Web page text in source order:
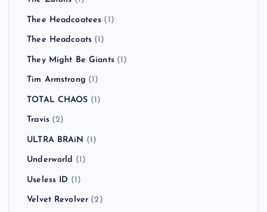
Thee Headcoatees (1)
Thee Headcoats (1)
They Might Be Giants(1)
Tim Armstrong (1)
TOTAL CHAOS (1)
Travis(2)
ULTRA BRAiN (1)
Underworld (1)
Useless ID (1)
Velvet Revolver (2)